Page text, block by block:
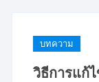
บทความ
วิธีการแก้